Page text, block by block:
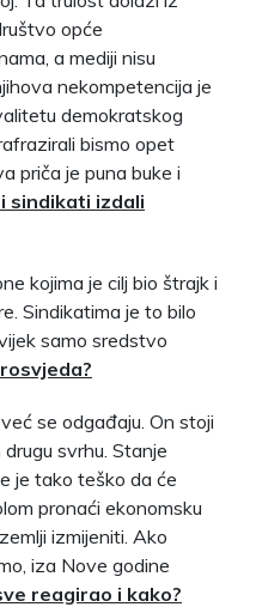
opće
a mediji nisu
nekompetencija je
demokratskog
bismo opet
priča je puna buke i
sindikati izdali
kojima je cilj bio štrajk i
Sindikatima je to bilo
samo sredstvo
se odgađaju. On stoji
svrhu. Stanje
je tako teško da će
pronaći ekonomsku
izmijeniti. Ako
iza Nove godine
reagirao i kako?